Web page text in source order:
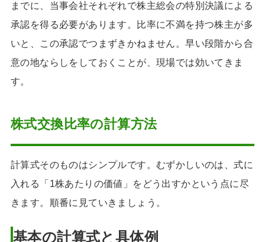
までに、当事会社それぞれで株主総会の特別決議による
承認を得る必要があります。比率に不満を持つ株主が多
いと、この承認でつまずきかねません。早い段階から合
意の地ならしをしておくことが、現場では効いてきま
す。
株式交換比率の計算方法
計算式そのものはシンプルです。むずかしいのは、式に
入れる「1株あたりの価値」をどう出すかという点に尽
きます。順番に見ていきましょう。
基本の計算式と具体例